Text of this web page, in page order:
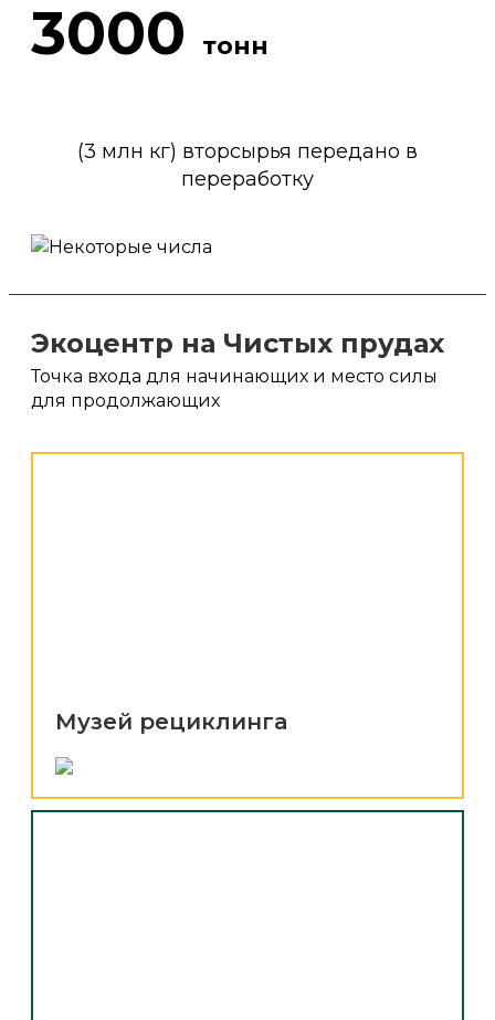
3000 тонн
(3 млн кг) вторсырья передано в
переработку
Экоцентр на Чистых прудах
Точка входа для начинающих и место силы
для продолжающих
Музей рециклинга